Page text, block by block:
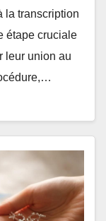
la transcription
étape cruciale
leur union au